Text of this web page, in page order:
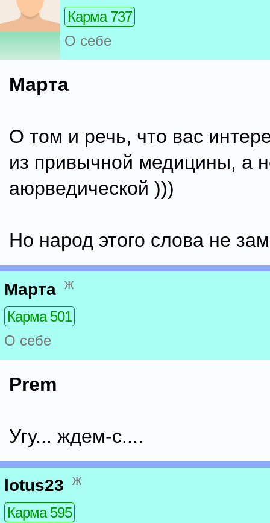
Карма 737
О себе
Марта
О том и речь, что вас
из привычной медицины, а
аюрведической )))
Но народ этого слова не
Марта ж
Карма 501
О себе
Prem
Угу... ждем-с....
lotus23 ж
Карма 595